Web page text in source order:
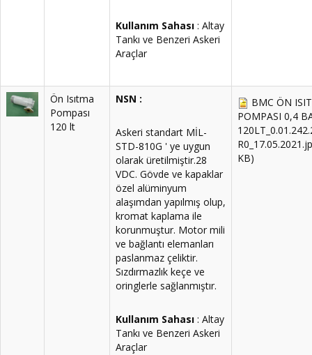
Kullanım Sahası : Altay
Tankı ve Benzeri Askeri
Araçlar
Ön Isıtma
Pompası
120 lt
NSN :
Askeri standart MİL-
STD-810G ' ye uygun
olarak üretilmiştir.28
VDC. Gövde ve kapaklar
özel alüminyum
alaşımdan yapılmış olup,
kromat kaplama ile
korunmuştur. Motor mili
ve bağlantı elemanları
paslanmaz çeliktir.
Sızdırmazlık keçe ve
oringlerle sağlanmıştır.
Kullanım Sahası : Altay
Tankı ve Benzeri Askeri
Araçlar
BMC ÖN
POMPASI 0,4
KB)